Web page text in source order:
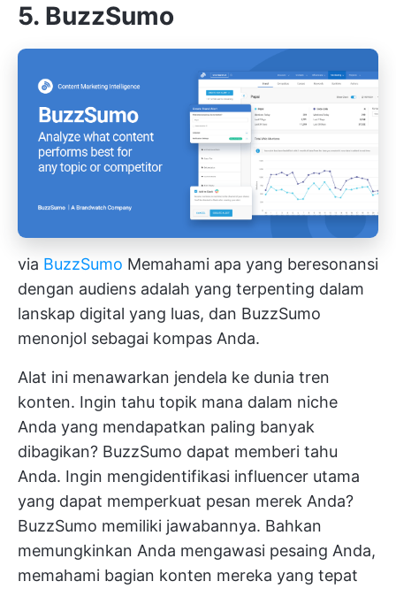
5. BuzzSumo
via BuzzSumo Memahami apa yang beresonansi
dengan audiens adalah yang terpenting dalam
lanskap digital yang luas, dan BuzzSumo
menonjol sebagai kompas Anda.
Alat ini menawarkan jendela ke dunia tren
konten. Ingin tahu topik mana dalam niche
Anda yang mendapatkan paling banyak
dibagikan? BuzzSumo dapat memberi tahu
Anda. Ingin mengidentifikasi influencer utama
yang dapat memperkuat pesan merek Anda?
BuzzSumo memiliki jawabannya. Bahkan
memungkinkan Anda mengawasi pesaing Anda,
memahami bagian konten mereka yang tepat